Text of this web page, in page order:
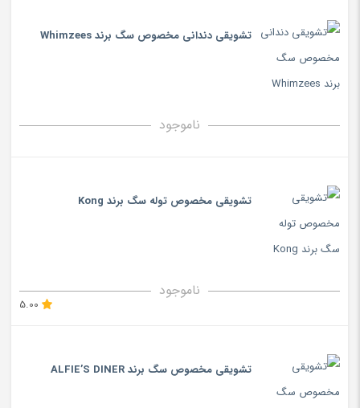
تشویقی دندانی مخصوص سگ برند Whimzees
ناموجود
تشویقی مخصوص توله سگ برند Kong
ناموجود
5.00
تشویقی مخصوص سگ برند ALFIE’S DINER